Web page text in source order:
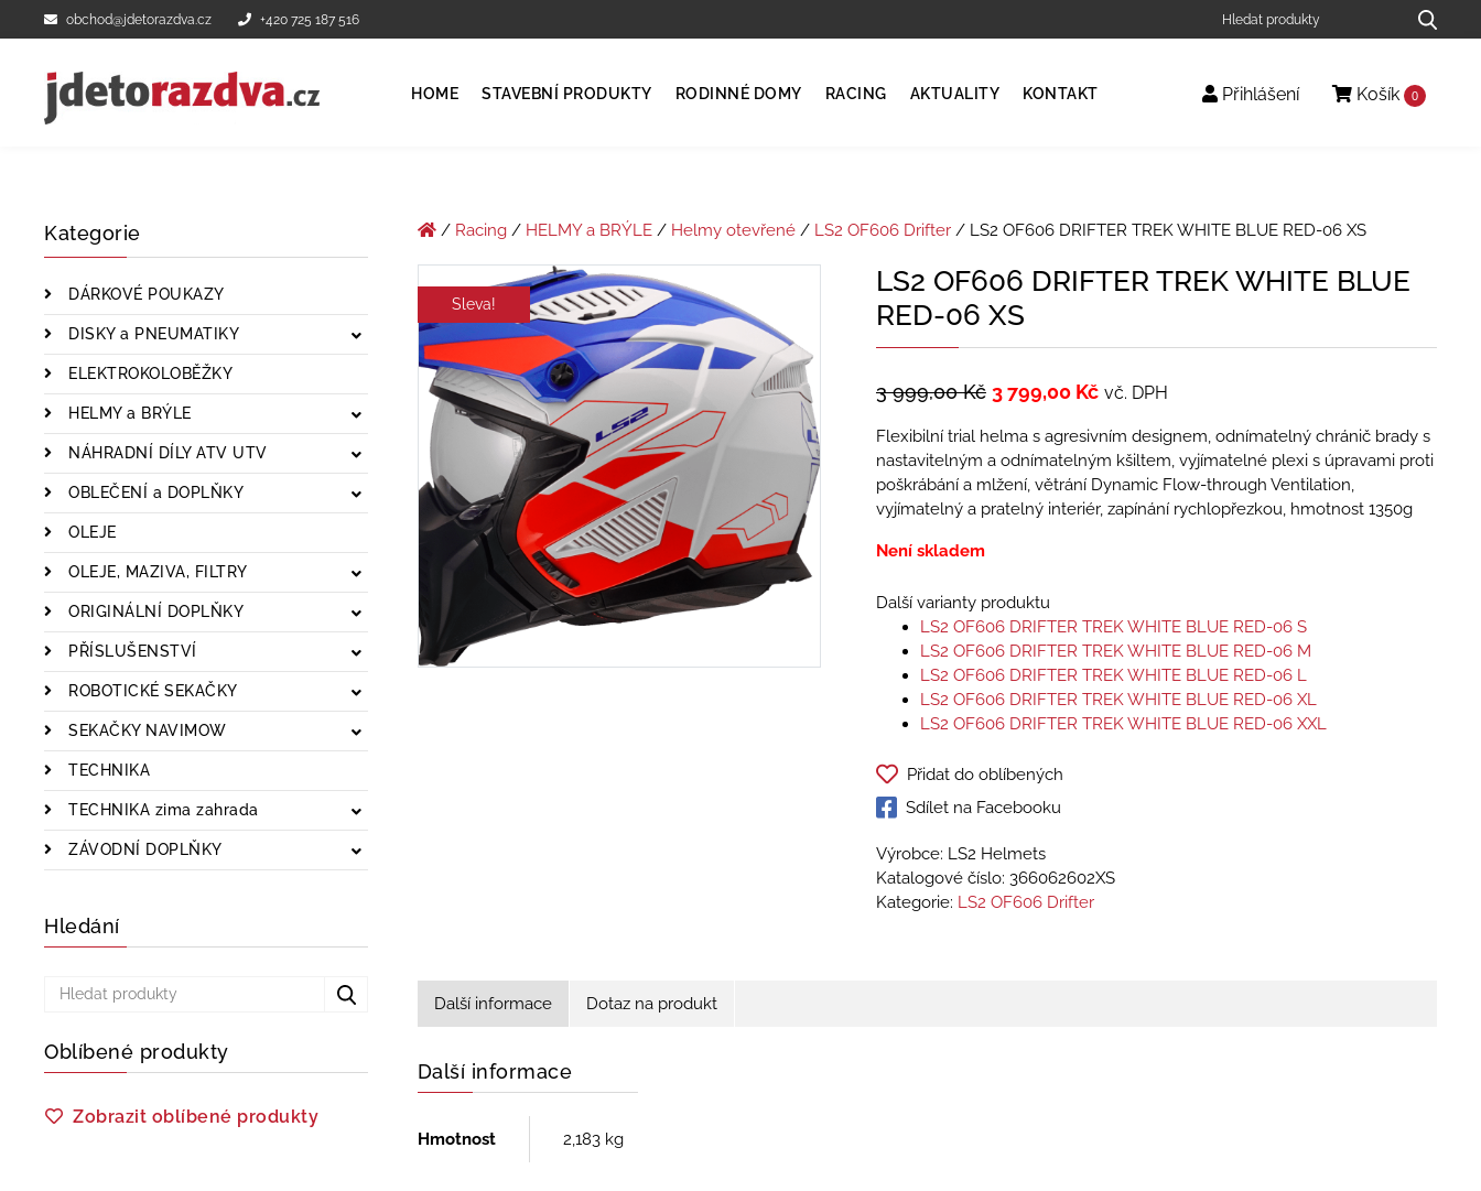
obchod@jdetorazdva.cz +420 725 187 516
HOME STAVEBNÍ PRODUKTY RODINNÉ DOMY RACING AKTUALITY KONTAKT Přihlášení Košík 0
Kategorie
DÁRKOVÉ POUKAZY
DISKY a PNEUMATIKY
ELEKTROKOLOBĚŽKY
HELMY a BRÝLE
NÁHRADNÍ DÍLY ATV UTV
OBLEČENÍ a DOPLŇKY
OLEJE
OLEJE, MAZIVA, FILTRY
ORIGINÁLNÍ DOPLŇKY
PŘÍSLUŠENSTVÍ
ROBOTICKÉ SEKAČKY
SEKAČKY NAVIMOW
TECHNIKA
TECHNIKA zima zahrada
ZÁVODNÍ DOPLŇKY
Hledání
Oblíbené produkty
Zobrazit oblíbené produkty
/ Racing/ HELMY a BRÝLE/ Helmy otevřené/ LS2 OF606 Drifter/ LS2 OF606 DRIFTER TREK WHITE BLUE RED-06 XS
Sleva!
LS2 OF606 DRIFTER TREK WHITE BLUE
RED-06 XS
3 999,00Kč 3 799,00 Kč vč. DPH
Flexibilní trial helma s agresivním designem, odnímatelný chránič brady s
nastavitelným a odnímatelným kšiltem, vyjímatelné plexi s úpravami proti
poškrábání a mlžení, větrání Dynamic Flow-­through Ventilation,
vyjímatelný a pratelný interiér, zapínání rychlopřezkou, hmotnost 1350g
Není skladem
Další varianty produktu
LS2 OF606 DRIFTER TREK WHITE BLUE RED-06 S
LS2 OF606 DRIFTER TREK WHITE BLUE RED-06 M
LS2 OF606 DRIFTER TREK WHITE BLUE RED-06 L
LS2 OF606 DRIFTER TREK WHITE BLUE RED-06 XL
LS2 OF606 DRIFTER TREK WHITE BLUE RED-06 XXL
Přidat do oblíbených
Sdílet na Facebooku
Výrobce: LS2 Helmets
Katalogové číslo: 366062602XS
Kategorie: LS2 OF606 Drifter
Další informace Dotaz na produkt
Další informace
Hmotnost 2,183 kg